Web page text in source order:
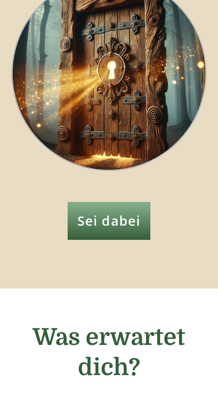
Sei dabei
Was erwartet
dich?